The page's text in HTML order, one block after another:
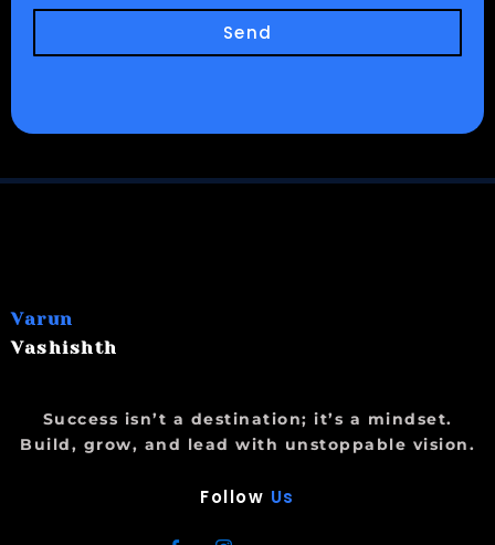
Send
Varun
Vashishth
Success isn’t a destination; it’s a mindset.
Build, grow, and lead with unstoppable vision.
Follow Us